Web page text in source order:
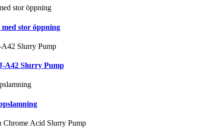
stor öppning
A42 Slurry Pump